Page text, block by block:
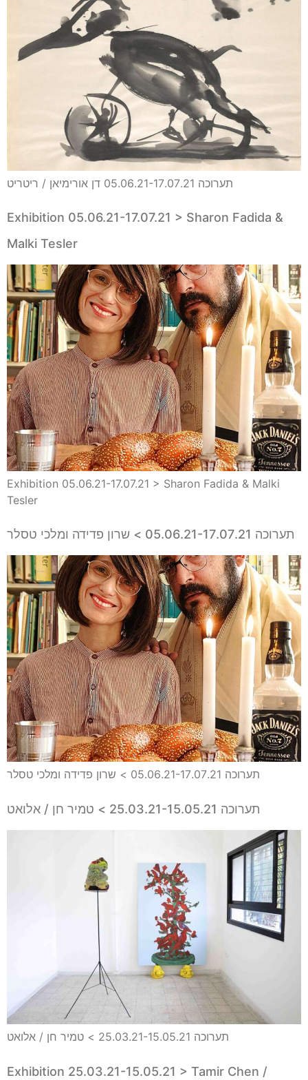
תערוכה 05.06.21-17.07.21 דן אורימיאן / ריטריט
Exhibition 05.06.21-17.07.21 > Sharon Fadida &
Malki Tesler
Exhibition 05.06.21-17.07.21 > Sharon Fadida & Malki
Tesler
תערוכה 05.06.21-17.07.21 > שרון פדידה ומלכי טסלר
תערוכה 05.06.21-17.07.21 > שרון פדידה ומלכי טסלר
תערוכה 25.03.21-15.05.21 > טמיר חן / אלואט
תערוכה 25.03.21-15.05.21 > טמיר חן / אלואט
Exhibition 25.03.21-15.05.21 > Tamir Chen /